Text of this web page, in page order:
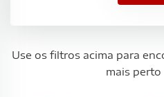
Use os filtros acima para
mais perto